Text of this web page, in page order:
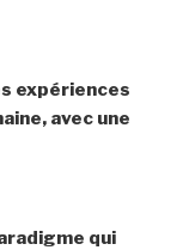
expériences
avec une
qui